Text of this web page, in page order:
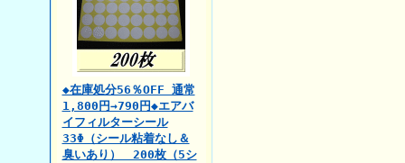
◆在庫処分56％OFF 通常
1,800円→790円◆エアバ
イフィルターシール
33Φ（シール粘着なし＆
臭いあり） 200枚（5シ